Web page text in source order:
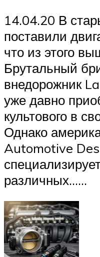
14.04.20 В
поставили
что из этого
Брутальный
внедорожник
уже давно
культового в
Однако
Automotive
различных……